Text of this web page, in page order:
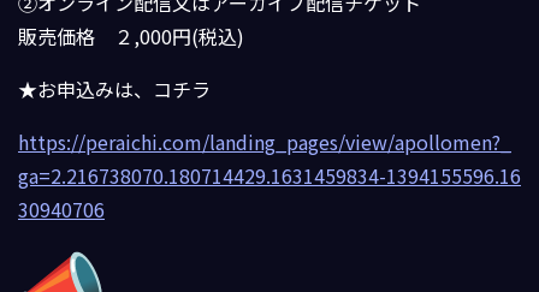
販売価格 ２,000円(税込)
★お申込みは、コチラ
https://peraichi.com/landing_pages/view/apollomen?_
ga=2.216738070.180714429.1631459834-1394155596.16
30940706